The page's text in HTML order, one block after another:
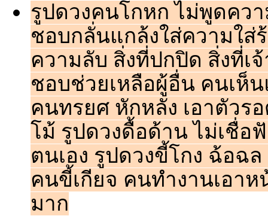
รูปดวงคนโกหก ไม่พูดคว
ชอบกลั่นแกล้งใส่ความใส่
ความลับ สิ่งที่ปกปิด สิ่งที่เ
ชอบช่วยเหลือผู้อื่น คนเห็
คนทรยศ หักหลัง เอาตัว
โม้ รูปดวงดื้อด้าน ไม่เชื่อ
ตนเอง รูปดวงขี้โกง ฉ้อฉ
คนขี้เกียจ คนทำงานเอา
มาก